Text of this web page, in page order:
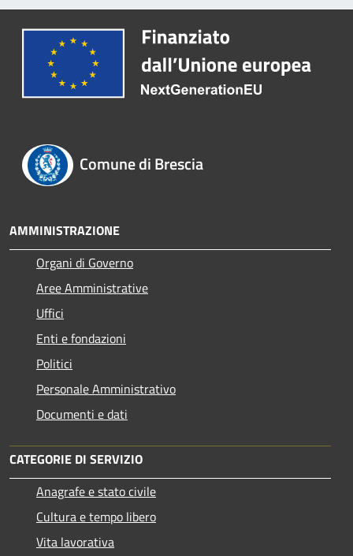
Comune di Brescia
AMMINISTRAZIONE
Organi di Governo
Aree Amministrative
Uffici
Enti e fondazioni
Politici
Personale Amministrativo
Documenti e dati
CATEGORIE DI SERVIZIO
Anagrafe e stato civile
Cultura e tempo libero
Vita lavorativa